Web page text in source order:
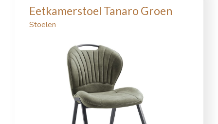
Eetkamerstoel Tanaro Groen
Stoelen